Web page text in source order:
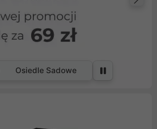
Osiedle Sadowe